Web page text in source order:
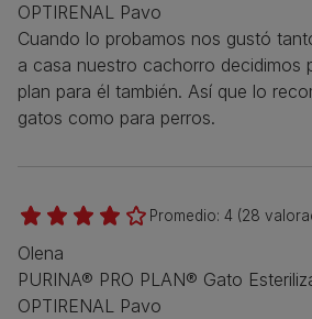
OPTIRENAL Pavo
Cuando lo probamos nos gustó
a casa nuestro cachorro decidimos
plan para él también. Así que lo
gatos como para perros.
Promedio: 4 (28
Olena
PURINA® PRO PLAN® Gato
OPTIRENAL Pavo